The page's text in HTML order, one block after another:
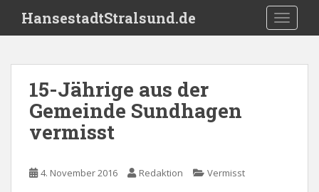
i
HansestadtStralsund.de
15-Jährige aus der
Gemeinde Sundhagen
vermisst
4. November 2016 Redaktion Vermisst